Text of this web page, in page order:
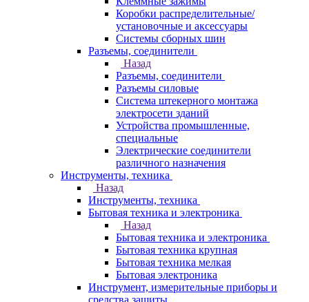
Коробки распределительные/
установочные и аксессуары
Системы сборных шин
Разъемы, соединители
Назад
Разъемы, соединители
Разъемы силовые
Система штекерного монтажа
электросети зданий
Устройства промышленные,
специальные
Электрические соединители
различного назначения
Инструменты, техника
Назад
Инструменты, техника
Бытовая техника и электроника
Назад
Бытовая техника и электроника
Бытовая техника крупная
Бытовая техника мелкая
Бытовая электроника
Инструмент, измерительные приборы и
средства защиты